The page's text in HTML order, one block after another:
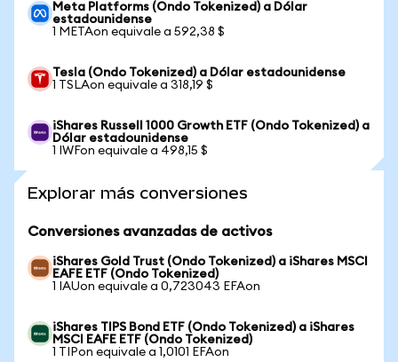
Meta Platforms (Ondo Tokenized) a Dólar
estadounidense
1 METAon equivale a 592,38 $
Tesla (Ondo Tokenized) a Dólar estadounidense
1 TSLAon equivale a 318,19 $
iShares Russell 1000 Growth ETF (Ondo Tokenized) a
Dólar estadounidense
1 IWFon equivale a 498,15 $
Explorar más conversiones
Conversiones avanzadas de activos
iShares Gold Trust (Ondo Tokenized) a iShares MSCI
EAFE ETF (Ondo Tokenized)
1 IAUon equivale a 0,723043 EFAon
iShares TIPS Bond ETF (Ondo Tokenized) a iShares
MSCI EAFE ETF (Ondo Tokenized)
1 TIPon equivale a 1,0101 EFAon